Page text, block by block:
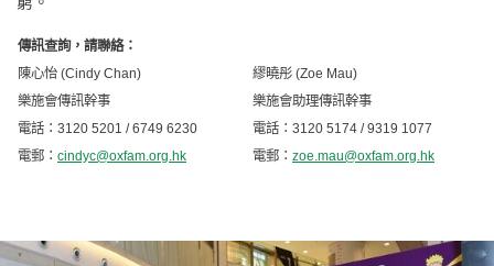
傳訊查詢，請聯絡：
陳心怡 (Cindy Chan)
樂施會傳訊幹事
電話：3120 5201 / 6749 6230
電郵： cindyc@oxfam.org.hk
繆曉彤 (Zoe Mau)
樂施會助理傳訊幹事
電話：3120 5174 / 9319 1077
電郵： zoe.mau@oxfam.org.hk